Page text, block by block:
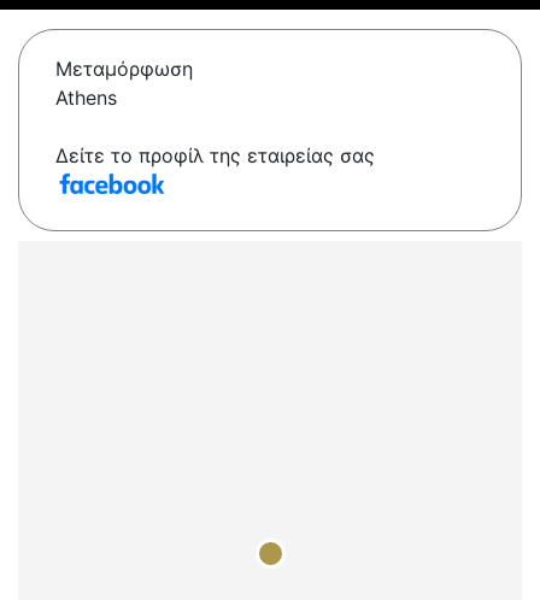
Μεταμόρφωση
Athens
Δείτε το προφίλ της εταιρείας σας